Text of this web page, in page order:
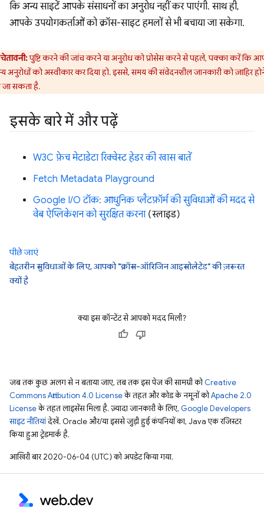
कि अन्य साइटें आपके संसाधनों का अनुरोध नहीं कर पाएंगी. साथ ही,
आपके उपयोगकर्ताओं को क्रॉस-साइट हमलों से भी बचाया जा सकेगा.
चेतावनी:पुष्टि करने की जांच करने या अनुरोध को प्रोसेस करने से पहले, पक्का करें कि
अनुरोधों को अस्वीकार कर दिया हो. इससे, समय की संवेदनशील जानकारी को ज़ाहिर
जा सकता है.
इसके बारे में और पढ़ें
W3C फ़ेच मेटाडेटा रिक्वेस्ट हेडर की खास बातें
Fetch Metadata Playground
Google I/O टॉक: आधुनिक प्लैटफ़ॉर्म की सुविधाओं की मदद से
वेब ऐप्लिकेशन को सुरक्षित करना(स्लाइड)
पीछे जाएं
बेहतरीन सुविधाओं के लिए, आपको "क्रॉस-ऑरिजिन आइसोलेटेड" की ज़रूरत
क्यों है
क्या इस कॉन्टेंट से आपको मदद मिली?
जब तक कुछ अलग से न बताया जाए, तब तक इस पेज की सामग्री कोCreative
Commons Attribution 4.0 Licenseके तहत और कोड के नमूनों कोApache 2.0
Licenseके तहत लाइसेंस मिला है. ज़्यादा जानकारी के लिए, Google Developers
साइट नीतियांदेखें. Oracle और/या इससे जुड़ी हुई कंपनियों का, Java एक रजिस्टर
किया हुआ ट्रेडमार्क है.
आखिरी बार 2020-06-04 (UTC) को अपडेट किया गया.